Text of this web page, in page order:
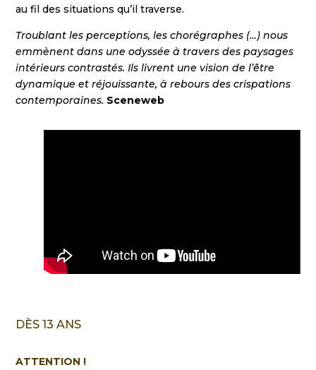
DÈS 13 ANS
ATTENTION !
au fil des situations qu’il traverse.
Troublant les perceptions, les chorégraphes (…) nous
emmènent dans une odyssée à travers des paysages
intérieurs contrastés. Ils livrent une vision de l’être
dynamique et réjouissante, à rebours des crispations
contemporaines. Sceneweb